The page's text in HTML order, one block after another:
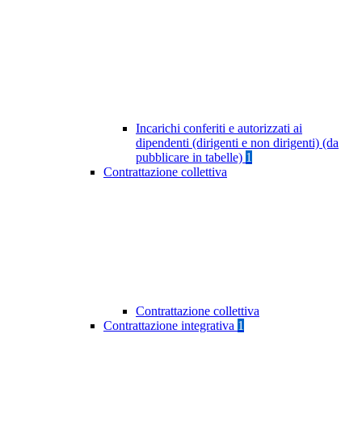
Incarichi conferiti e autorizzati ai
dipendenti (dirigenti e non dirigenti) (da
pubblicare in tabelle) 1
Contrattazione collettiva
Contrattazione collettiva
Contrattazione integrativa 1